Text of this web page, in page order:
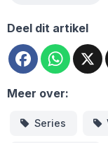
Deel dit artikel
Facebook
Meer over:
Series